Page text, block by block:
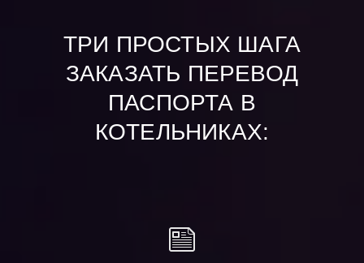
ТРИ ПРОСТЫХ ШАГА
ЗАКАЗАТЬ ПЕРЕВОД
ПАСПОРТА В
КОТЕЛЬНИКАХ: